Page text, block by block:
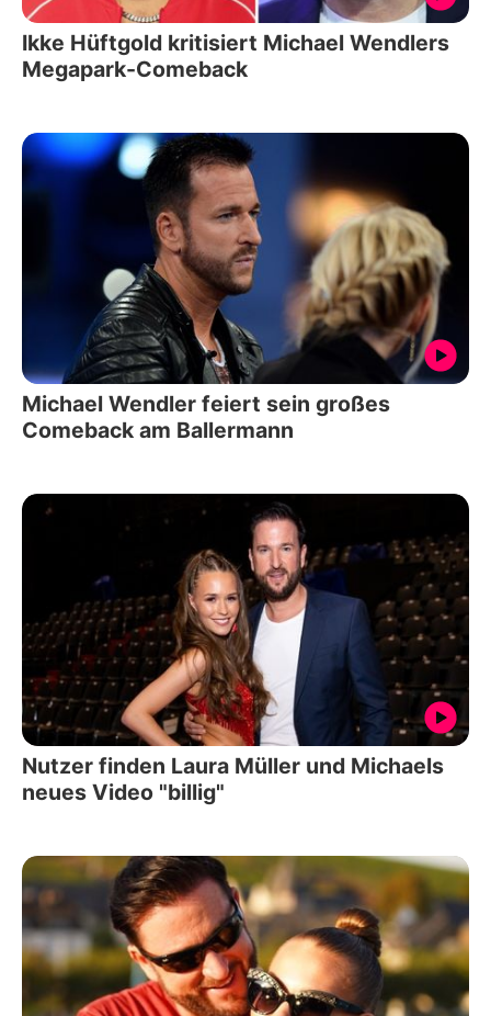
Ikke Hüftgold kritisiert Michael Wendlers
Megapark-Comeback
Michael Wendler feiert sein großes
Comeback am Ballermann
Nutzer finden Laura Müller und Michaels
neues Video "billig"